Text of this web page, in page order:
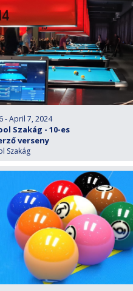
- April 7, 2024
Szakág - 10-es
verseny
Szakág